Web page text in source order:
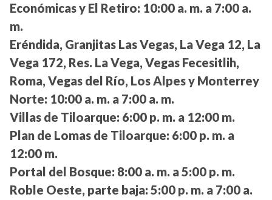
Económicas y El Retiro: 10:00 a. m. a 7:00 a.
m.
Eréndida, Granjitas Las Vegas, La Vega 12, La
Vega 172, Res. La Vega, Vegas Fecesitlih,
Roma, Vegas del Río, Los Alpes y Monterrey
Norte: 10:00 a. m. a 7:00 a. m.
Villas de Tiloarque: 6:00 p. m. a 12:00 m.
Plan de Lomas de Tiloarque: 6:00 p. m. a
12:00 m.
Portal del Bosque: 8:00 a. m. a 5:00 p. m.
Roble Oeste, parte baja: 5:00 p. m. a 7:00 a.